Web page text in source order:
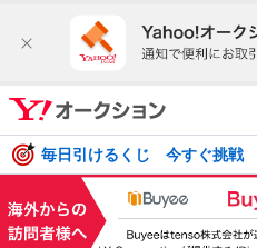
毎日引けるくじ 今すぐ挑戦